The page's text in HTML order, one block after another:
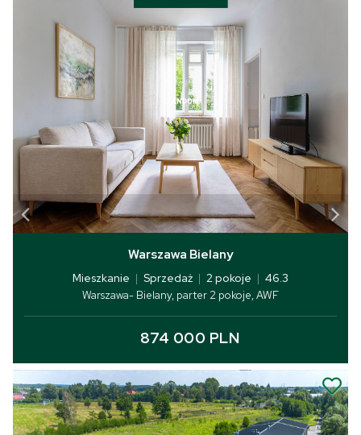
Warszawa Bielany
Mieszkanie | Sprzedaż | 2 pokoje | 46.3
Warszawa- Bielany, parter 2 pokoje, AWF
874 000 PLN